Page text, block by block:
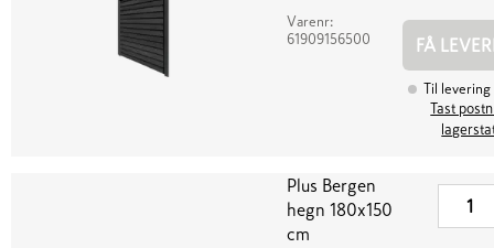
Varenr:
61909156500
FÅ
Til levering
Tast
Plus Bergen
hegn 180x150
cm